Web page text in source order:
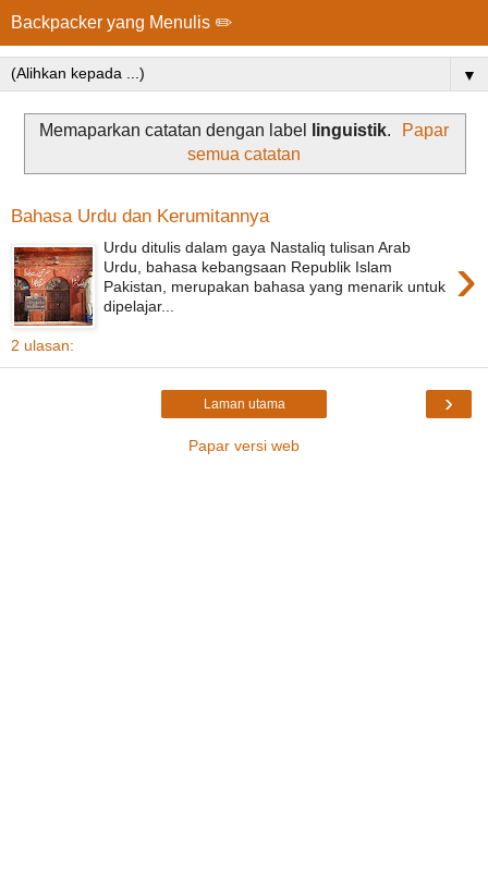
Backpacker yang Menulis ✏️
▼
Memaparkan catatan dengan label linguistik.
Papar
semua catatan
Bahasa Urdu dan Kerumitannya
›
Urdu ditulis dalam gaya Nastaliq tulisan Arab
Urdu, bahasa kebangsaan Republik Islam
Pakistan, merupakan bahasa yang menarik untuk
dipelajar...
2 ulasan:
›
Laman utama
Papar versi web